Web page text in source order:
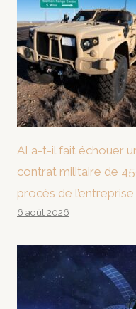
AI a-t-il fait échouer
contrat militaire de
procès de
6 août 2026